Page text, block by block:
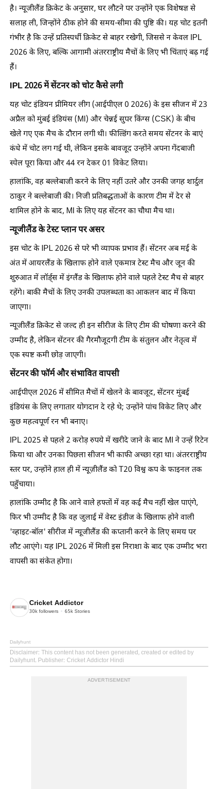
है। न्यूजीलैंड क्रिकेट के अनुसार, घर लौटने पर उन्होंने एक विशेषज्ञ से
सलाह ली, जिन्होंने ठीक होने की समय-सीमा की पुष्टि की। यह चोट इतनी
गंभीर है कि उन्हें प्रतिस्पर्धी क्रिकेट से बाहर रखेगी, जिससे न केवल IPL
2026 के लिए, बल्कि आगामी अंतरराष्ट्रीय मैचों के लिए भी चिंताएं बढ़ गई
हैं।
IPL 2026 में सेंटनर को चोट कैसे लगी
यह चोट इंडियन प्रीमियर लीग (आईपीएल 0 2026) के इस सीजन में 23
अप्रैल को मुंबई इंडियंस (MI) और चेन्नई सुपर किंग्स (CSK) के बीच
खेले गए एक मैच के दौरान लगी थी। फील्डिंग करते समय सेंटनर के बाएं
कंधे में चोट लग गई थी, लेकिन इसके बावजूद उन्होंने अपना गेंदबाजी
स्पेल पूरा किया और 44 रन देकर 01 विकेट लिया।
हालांकि, वह बल्लेबाजी करने के लिए नहीं उतरे और उनकी जगह शार्दुल
ठाकुर ने बल्लेबाजी की। निजी प्रतिबद्धताओं के कारण टीम में देर से
शामिल होने के बाद, MI के लिए यह सेंटनर का चौथा मैच था।
न्यूजीलैंड के टेस्ट प्लान पर असर
इस चोट के IPL 2026 से परे भी व्यापक प्रभाव हैं। सेंटनर अब मई के
अंत में आयरलैंड के खिलाफ होने वाले एकमात्र टेस्ट मैच और जून की
शुरुआत में लॉर्ड्स में इंग्लैंड के खिलाफ होने वाले पहले टेस्ट मैच से बाहर
रहेंगे। बाकी मैचों के लिए उनकी उपलब्धता का आकलन बाद में किया
जाएगा।
न्यूजीलैंड क्रिकेट से जल्द ही इन सीरीज के लिए टीम की घोषणा करने की
उम्मीद है, लेकिन सेंटनर की गैरमौजूदगी टीम के संतुलन और नेतृत्व में
एक स्पष्ट कमी छोड़ जाएगी।
सेंटनर की फॉर्म और संभावित वापसी
आईपीएल 2026 में सीमित मैचों में खेलने के बावजूद, सेंटनर मुंबई
इंडियंस के लिए लगातार योगदान दे रहे थे; उन्होंने पांच विकेट लिए और
कुछ महत्वपूर्ण रन भी बनाए।
IPL 2025 से पहले 2 करोड़ रुपये में खरीदे जाने के बाद MI ने उन्हें रिटेन
किया था और उनका पिछला सीजन भी काफी अच्छा रहा था। अंतरराष्ट्रीय
स्तर पर, उन्होंने हाल ही में न्यूज़ीलैंड को T20 विश्व कप के फाइनल तक
पहुँचाया।
हालांकि उम्मीद है कि आने वाले हफ्तों में वह कई मैच नहीं खेल पाएंगे,
फिर भी उम्मीद है कि वह जुलाई में वेस्ट इंडीज के खिलाफ होने वाली
'व्हाइट-बॉल' सीरीज में न्यूजीलैंड की कप्तानी करने के लिए समय पर
लौट आएंगे। यह IPL 2026 में मिली इस निराशा के बाद एक उम्मीद भरा
वापसी का संकेत होगा।
Cricket Addictor
30k followers 65k Stories
Dailyhunt
Disclaimer: This content has not been generated, created or edited by
Dailyhunt. Publisher: Cricket Addictor Hindi
ADVERTISEMENT